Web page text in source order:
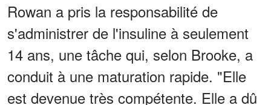
Rowan a pris la responsabilité de
s'administrer de l'insuline à seulement
14 ans, une tâche qui, selon Brooke, a
conduit à une maturation rapide. "Elle
est devenue très compétente. Elle a dû